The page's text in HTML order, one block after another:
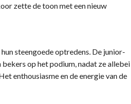
zette de toon met een nieuw
steengoede optredens. De junior-
op het podium, nadat ze allebei
enthousiasme en de energie van de